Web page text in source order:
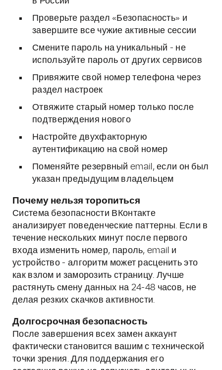
Проверьте раздел «Безопасность» и
завершите все чужие активные сессии
Смените пароль на уникальный - не
используйте пароль от других сервисов
Привяжите свой номер телефона через
раздел настроек
Отвяжите старый номер только после
подтверждения нового
Настройте двухфакторную
аутентификацию на свой номер
Поменяйте резервный email, если он был
указан предыдущим владельцем
Почему нельзя торопиться
Система безопасности ВКонтакте
анализирует поведенческие паттерны. Если в
течение нескольких минут после первого
входа изменить номер, пароль, email и
устройство - алгоритм может расценить это
как взлом и заморозить страницу. Лучше
растянуть смену данных на 24-48 часов, не
делая резких скачков активности.
Долгосрочная безопасность
После завершения всех замен аккаунт
фактически становится вашим с технической
точки зрения. Для поддержания его